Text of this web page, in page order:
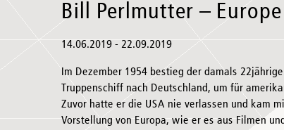
Bill Perlmutter –
14.06.2019 - 22.09.2019
Im Dezember 1954 bestieg der damals
Truppenschiff nach Deutschland, um für
Zuvor hatte er die USA nie verlassen und kam
Vorstellung von Europa, wie er es aus Filmen